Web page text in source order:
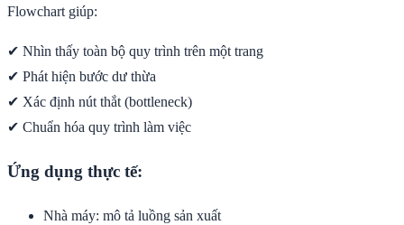
Flowchart giúp:
✔ Nhìn thấy toàn bộ quy trình trên một trang
✔ Phát hiện bước dư thừa
✔ Xác định nút thắt (bottleneck)
✔ Chuẩn hóa quy trình làm việc
Ứng dụng thực tế:
Nhà máy: mô tả luồng sản xuất